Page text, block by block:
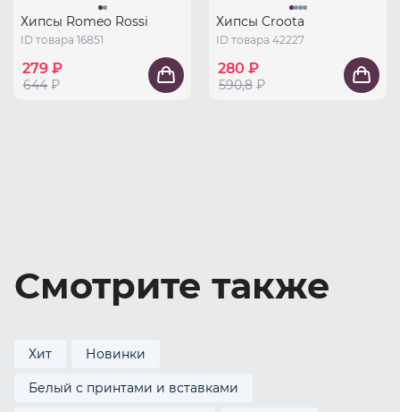
Хипсы Romeo Rossi
ID товара 16851
279 ₽
644 ₽
Хипсы Croota
ID товара 42227
280 ₽
590,8 ₽
Смотрите также
Хит Новинки
Белый с принтами и вставками